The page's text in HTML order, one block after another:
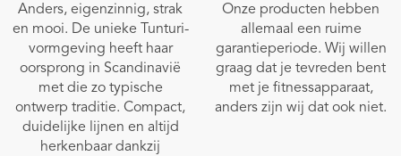
Anders, eigenzinnig, strak
en mooi. De unieke Tunturi-
vormgeving heeft haar
oorsprong in Scandinavië
met die zo typische
ontwerp traditie. Compact,
duidelijke lijnen en altijd
herkenbaar dankzij
Onze producten hebben
allemaal een ruime
garantieperiode. Wij willen
graag dat je tevreden bent
met je fitnessapparaat,
anders zijn wij dat ook niet.